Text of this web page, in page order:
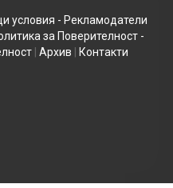
условия - Рекламодатели
за Поверителност -
Архив Контакти